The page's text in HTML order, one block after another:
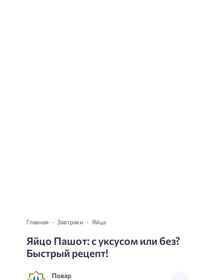
Главная Завтраки Яйца
Яйцо Пашот: с уксусом или без?
Быстрый рецепт!
Повар